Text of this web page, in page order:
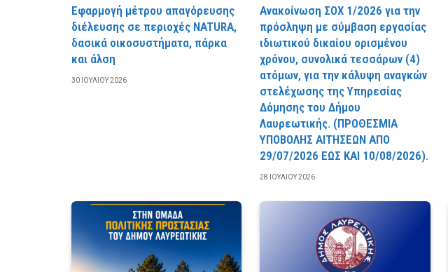
Εφαρμογή μέτρου απαγόρευσης
διέλευσης σε περιοχές NATURA,
δασικά οικοσυστήματα, πάρκα
και άλση
30 ΙΟΥΛΊΟΥ 2026
Ανακοίνωση ΣΟΧ 1/2026 για την
πρόσληψη με σύμβαση εργασίας
ιδιωτικού δικαίου ορισμένου
χρόνου, συνολικά τεσσάρων (4)
ατόμων, για την κάλυψη αναγκών
στελέχωσης της Υπηρεσίας
Δόμησης του Δήμου
Λαυρεωτικής. (ΠPOΘEΣMIA
YΠOBOΛHΣ AITHΣEΩN AΠO
29/07/2026 EΩΣ KAI 10/08/2026).
28 ΙΟΥΛΊΟΥ 2026